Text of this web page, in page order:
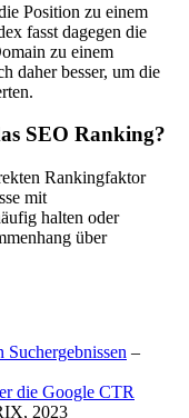
Position zu einem
fasst dagegen die
zu einem
daher besser, um die
SEO Ranking?
Rankingfaktor
mit
halten oder
über
–
die Google CTR
2023